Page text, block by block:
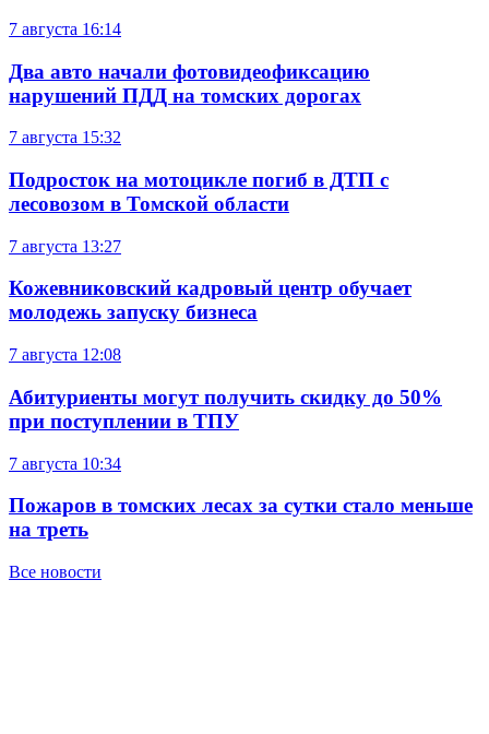
7 августа 16:14
Два авто начали фотовидеофиксацию
нарушений ПДД на томских дорогах
7 августа 15:32
Подросток на мотоцикле погиб в ДТП с
лесовозом в Томской области
7 августа 13:27
Кожевниковский кадровый центр обучает
молодежь запуску бизнеса
7 августа 12:08
Абитуриенты могут получить скидку до 50%
при поступлении в ТПУ
7 августа 10:34
Пожаров в томских лесах за сутки стало меньше
на треть
Все новости